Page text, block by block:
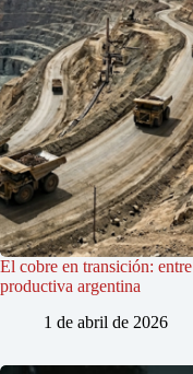
El cobre en transición:
productiva argentina
1 de abril de 2026